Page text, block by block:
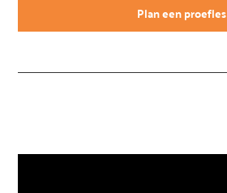
Plan een proefles